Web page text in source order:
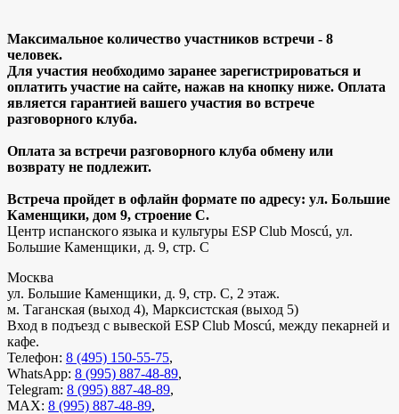
Максимальное количество участников встречи - 8
человек.
Для участия необходимо заранее зарегистрироваться и
оплатить участие на сайте, нажав на кнопку ниже. Оплата
является гарантией вашего участия во встрече
разговорного клуба.
Оплата за встречи разговорного клуба обмену или
возврату не подлежит.
Встреча пройдет в офлайн формате по адресу: ул. Большие
Каменщики, дом 9, строение С.
Центр испанского языка и культуры ESP Club Moscú, ул.
Большие Каменщики, д. 9, стр. С
Москва
ул. Большие Каменщики, д. 9, стр. С, 2 этаж.
м. Таганская (выход 4), Марксистская (выход 5)
Вход в подъезд с вывеской ESP Club Moscú, между пекарней и
кафе.
Телефон: 8 (495) 150-55-75,
WhatsApp: 8 (995) 887-48-89,
Telegram: 8 (995) 887-48-89,
MAX: 8 (995) 887-48-89,